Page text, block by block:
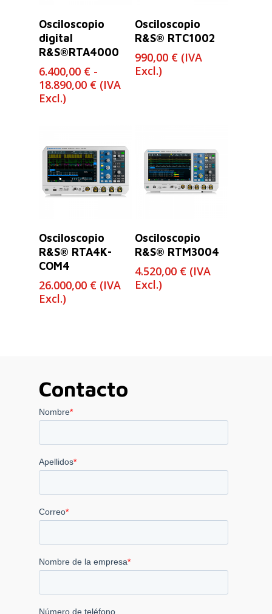
Seleccionar
Opciones
Osciloscopio
digital
R&S®RTA4000
6.400,00 € -
18.890,00 €Rango
hasta
18.890,00 €
(IVA
Excl.)
Leer Más
Osciloscopio
R&S® RTC1002
990,00 € (IVA
Excl.)
Osciloscopio
R&S® RTA4K-
COM4
26.000,00 € (IVA
Excl.)
Osciloscopio
R&S® RTM3004
4.520,00 € (IVA
Excl.)
Contacto